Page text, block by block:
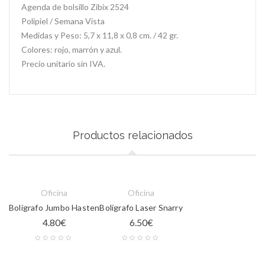
Agenda de bolsillo Zibix 2524
Polipiel / Semana Vista
Medidas y Peso: 5,7 x 11,8 x 0,8 cm. / 42 gr.
Colores: rojo, marrón y azul.
Precio unitario sin IVA.
Productos relacionados
Oficina
Bolígrafo Jumbo Hasten
4.80€
Oficina
Bolígrafo Laser Snarry
6.50€